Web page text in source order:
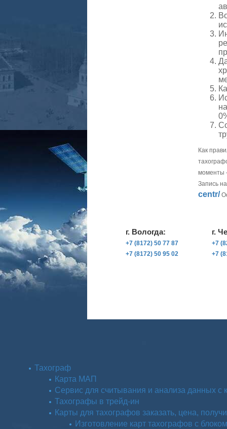
Как
моменты
Запись
centr/
г. Вологда:
+7 (8172) 50 77 87
+7 (8172) 50 95 02
г.
+7
+7
Тахограф
Карта МАП
Сервис для считывания и анализа данных с
Тахографы в трейд-ин
Карты для тахографов заказать, цена,
Изготовление карт тахографов с